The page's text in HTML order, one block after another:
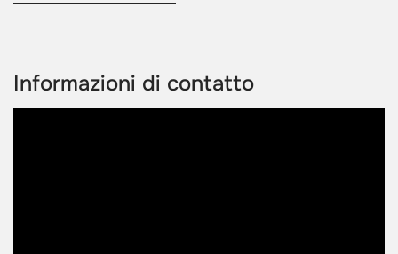
Informazioni di contatto